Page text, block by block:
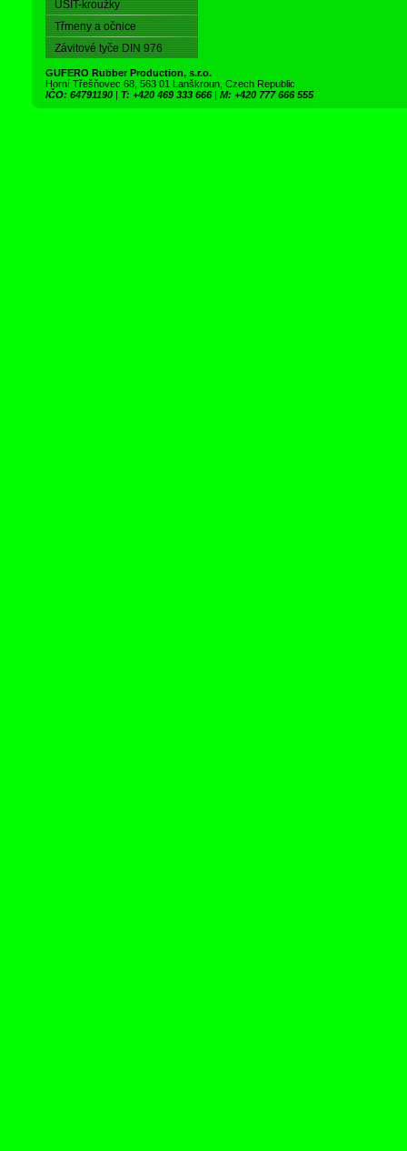
USIT-kroužky
Třmeny a očnice
Závitové tyče DIN 976
GUFERO Rubber Production, s.r.o.
Horní Třešňovec 68, 563 01 Lanškroun, Czech Republic
IČO: 64791190 | T: +420 469 333 666 | M: +420 777 666 555